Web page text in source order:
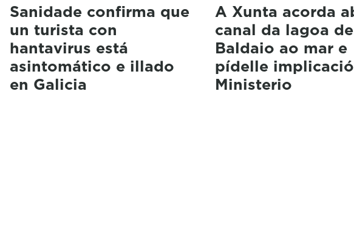
Sanidade confirma que
un turista con
hantavirus está
asintomático e illado
en Galicia
A Xunta acorda
canal da lagoa de
Baldaio ao mar e
pídelle
Ministerio